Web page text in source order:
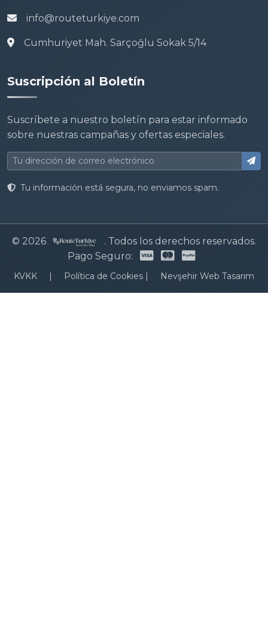
info@routeturkiye.com
Cumhuriyet Mah. Sarçoğlu Sokak 5/14
Suscripción al Boletín
Suscríbete a nuestro boletín para estar informado
sobre nuestras campañas y ofertas especiales.
Tu información está segura, no enviamos spam.
© 2026
. Todos los derechos reservados.
Pago Seguro:
KVKK | Política de Cookies | Nevşehir Web Tasarım